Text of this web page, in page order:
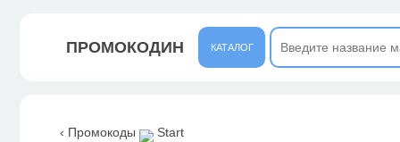
ПРОМОКОДИН КАТАЛОГ
‹ Промокоды Start